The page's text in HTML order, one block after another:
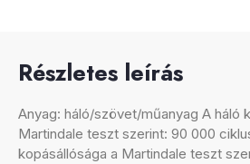
Részletes leírás
Anyag: háló/szövet/műanyag A háló
Martindale teszt szerint: 90 000
kopásállósága a Martindale teszt